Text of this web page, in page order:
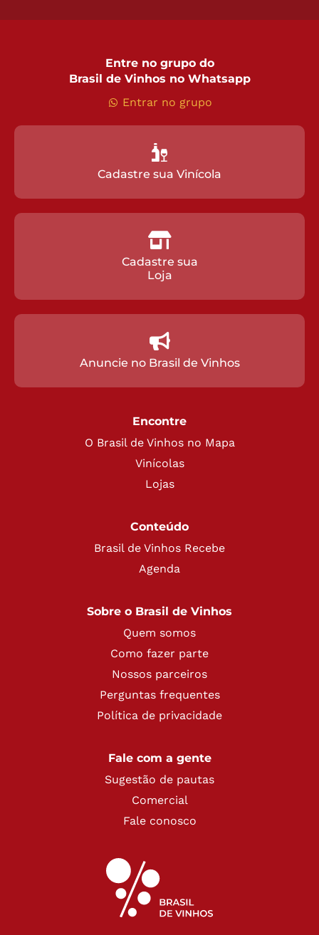
Entre no grupo do
Brasil de Vinhos no Whatsapp
Entrar no grupo
Cadastre sua Vinícola
Cadastre sua
Loja
Anuncie no Brasil de Vinhos
Encontre
O Brasil de Vinhos no Mapa
Vinícolas
Lojas
Conteúdo
Brasil de Vinhos Recebe
Agenda
Sobre o Brasil de Vinhos
Quem somos
Como fazer parte
Nossos parceiros
Perguntas frequentes
Política de privacidade
Fale com a gente
Sugestão de pautas
Comercial
Fale conosco